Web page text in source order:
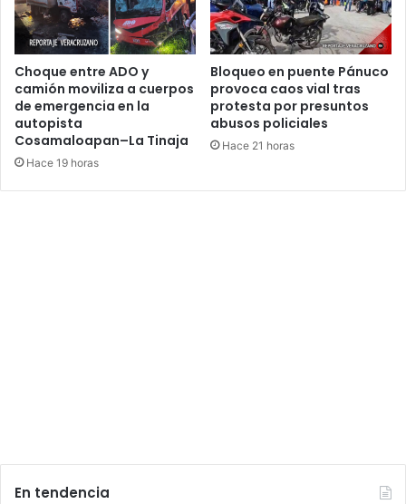
Choque entre ADO y
camión moviliza a cuerpos
de emergencia en la
autopista
Cosamaloapan–La Tinaja
Hace 19 horas
Bloqueo en puente Pánuco
provoca caos vial tras
protesta por presuntos
abusos policiales
Hace 21 horas
En tendencia